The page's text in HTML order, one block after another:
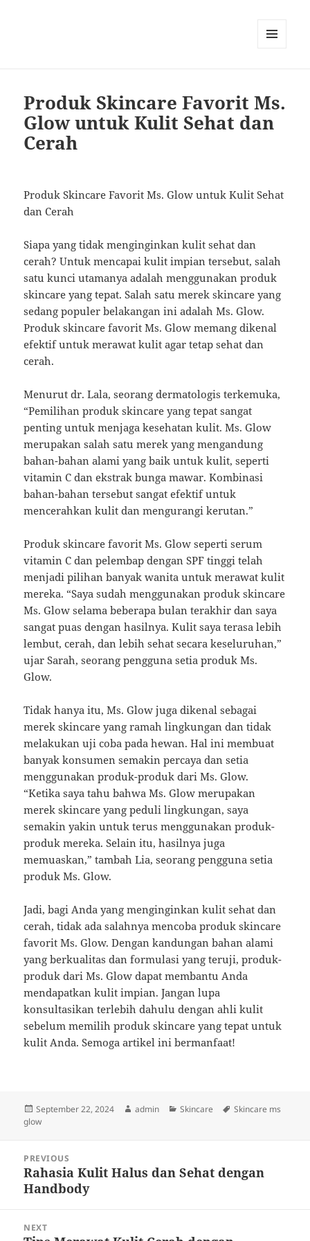
Produk Skincare Favorit Ms.
Glow untuk Kulit Sehat dan
Cerah
Produk Skincare Favorit Ms. Glow untuk Kulit Sehat
dan Cerah
Siapa yang tidak menginginkan kulit sehat dan
cerah? Untuk mencapai kulit impian tersebut, salah
satu kunci utamanya adalah menggunakan produk
skincare yang tepat. Salah satu merek skincare yang
sedang populer belakangan ini adalah Ms. Glow.
Produk skincare favorit Ms. Glow memang dikenal
efektif untuk merawat kulit agar tetap sehat dan
cerah.
Menurut dr. Lala, seorang dermatologis terkemuka,
“Pemilihan produk skincare yang tepat sangat
penting untuk menjaga kesehatan kulit. Ms. Glow
merupakan salah satu merek yang mengandung
bahan-bahan alami yang baik untuk kulit, seperti
vitamin C dan ekstrak bunga mawar. Kombinasi
bahan-bahan tersebut sangat efektif untuk
mencerahkan kulit dan mengurangi kerutan.”
Produk skincare favorit Ms. Glow seperti serum
vitamin C dan pelembap dengan SPF tinggi telah
menjadi pilihan banyak wanita untuk merawat kulit
mereka. “Saya sudah menggunakan produk skincare
Ms. Glow selama beberapa bulan terakhir dan saya
sangat puas dengan hasilnya. Kulit saya terasa lebih
lembut, cerah, dan lebih sehat secara keseluruhan,”
ujar Sarah, seorang pengguna setia produk Ms.
Glow.
Tidak hanya itu, Ms. Glow juga dikenal sebagai
merek skincare yang ramah lingkungan dan tidak
melakukan uji coba pada hewan. Hal ini membuat
banyak konsumen semakin percaya dan setia
menggunakan produk-produk dari Ms. Glow.
“Ketika saya tahu bahwa Ms. Glow merupakan
merek skincare yang peduli lingkungan, saya
semakin yakin untuk terus menggunakan produk-
produk mereka. Selain itu, hasilnya juga
memuaskan,” tambah Lia, seorang pengguna setia
produk Ms. Glow.
Jadi, bagi Anda yang menginginkan kulit sehat dan
cerah, tidak ada salahnya mencoba produk skincare
favorit Ms. Glow. Dengan kandungan bahan alami
yang berkualitas dan formulasi yang teruji, produk-
produk dari Ms. Glow dapat membantu Anda
mendapatkan kulit impian. Jangan lupa
konsultasikan terlebih dahulu dengan ahli kulit
sebelum memilih produk skincare yang tepat untuk
kulit Anda. Semoga artikel ini bermanfaat!
Posted
on
September 22, 2024 Author
admin Categories
Skincare Tags
Skincare ms
glow
navigation
PREVIOUS
Previous
post:
Rahasia Kulit Halus dan Sehat dengan
Handbody
NEXT